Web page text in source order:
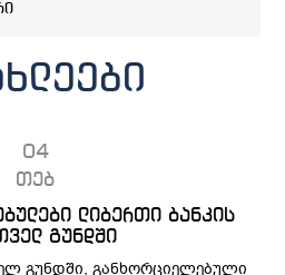
04
თებ
ლიბერთი ბანკის
გუნდში
გუნდში, განხორციელებული